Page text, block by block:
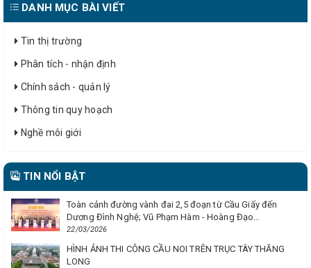
DANH MỤC BÀI VIẾT
Tin thị trường
Phân tích - nhận định
Chính sách - quản lý
Thông tin quy hoạch
Nghề môi giới
TIN NỔI BẬT
Toàn cảnh đường vành đai 2,5 đoạn từ Cầu Giấy đến
Dương Đình Nghệ; Vũ Phạm Hàm - Hoàng Đạo...
22/03/2026
HÌNH ẢNH THI CÔNG CẦU NOI TRÊN TRỤC TÂY THĂNG
LONG